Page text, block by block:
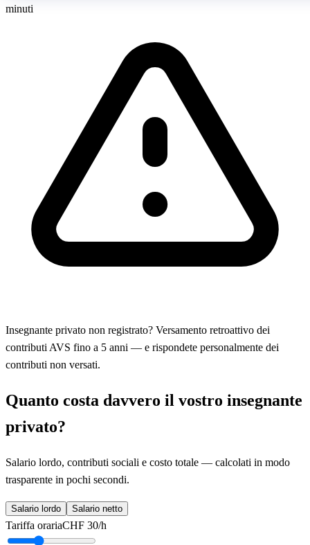
minuti
Insegnante privato non registrato? Versamento retroattivo dei
contributi AVS fino a 5 anni — e rispondete personalmente dei
contributi non versati.
Quanto costa davvero il vostro insegnante
privato?
Salario lordo, contributi sociali e costo totale — calcolati in modo
trasparente in pochi secondi.
Salario lordo Salario netto
Tariffa orariaCHF 30/h